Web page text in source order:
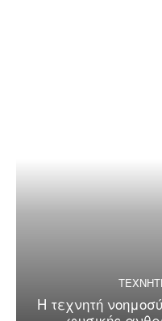
Η τεχνητή